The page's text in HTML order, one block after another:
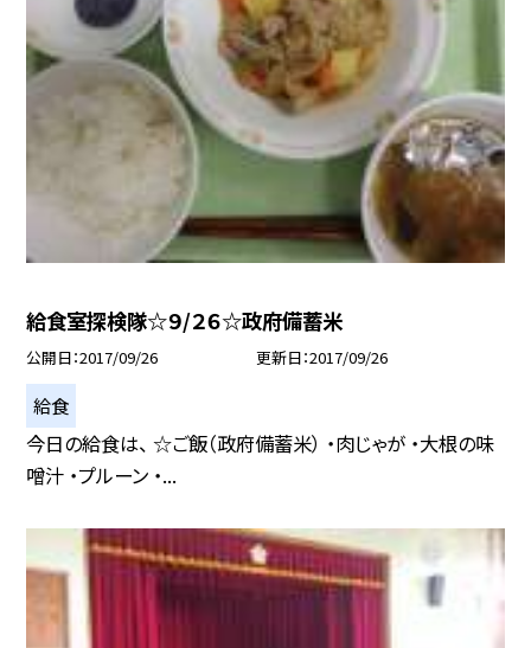
給食室探検隊☆９/２６☆政府備蓄米
公開日 2017/09/26 更新日 2017/09/26
給食
今日の給食は、 ☆ご飯（政府備蓄米） ・肉じゃが ・大根の味
噌汁 ・プルーン ・...